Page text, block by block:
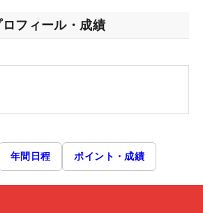
フィール・成績
年間日程 ポイント・成績